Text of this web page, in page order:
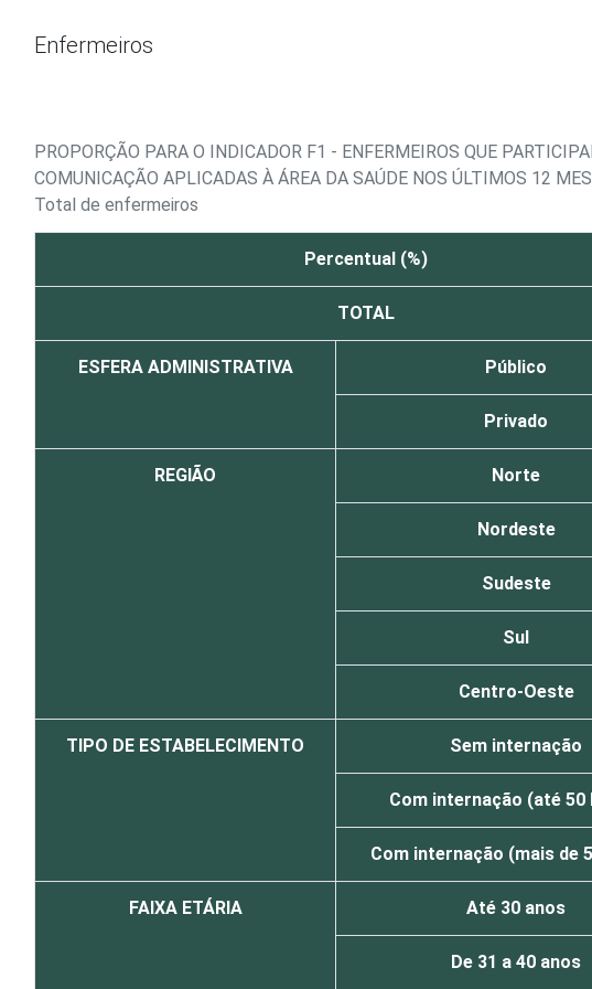
Enfermeiros
PROPORÇÃO PARA O INDICADOR F1 - ENFERMEIROS QUE
COMUNICAÇÃO APLICADAS À ÁREA DA SAÚDE NOS ÚLTIMOS 12
Total de enfermeiros
Percentual (%)
TOTAL
ESFERA ADMINISTRATIVA Público
Privado
REGIÃO Norte
Nordeste
Sudeste
Sul
Centro-Oeste
TIPO DE ESTABELECIMENTO Sem internação
Com internação (até
Com internação (mais de
FAIXA ETÁRIA Até 30 anos
De 31 a 40 anos